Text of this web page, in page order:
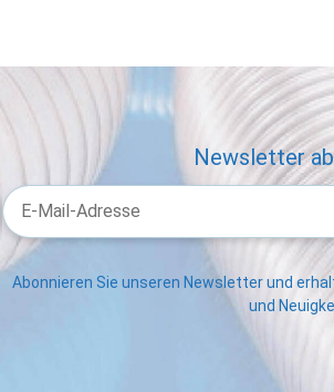
Newsletter
Abonnieren Sie unseren Newsletter und
und